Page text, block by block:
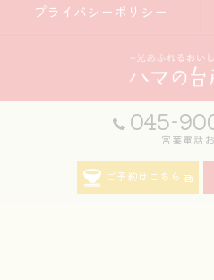
045-
営業電話
ご予約はこちら
プライバシーポリシー